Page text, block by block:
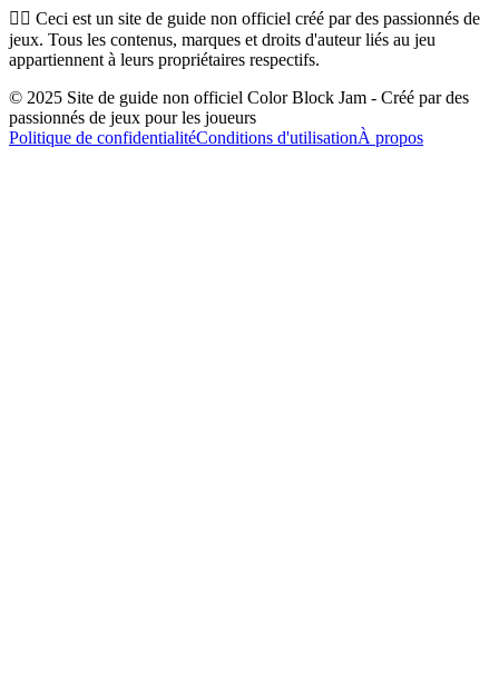
👉🏻 Ceci est un site de guide non officiel créé par des passionnés de
jeux. Tous les contenus, marques et droits d'auteur liés au jeu
appartiennent à leurs propriétaires respectifs.
© 2025 Site de guide non officiel Color Block Jam - Créé par des
passionnés de jeux pour les joueurs
Politique de confidentialitéConditions d'utilisationÀ propos